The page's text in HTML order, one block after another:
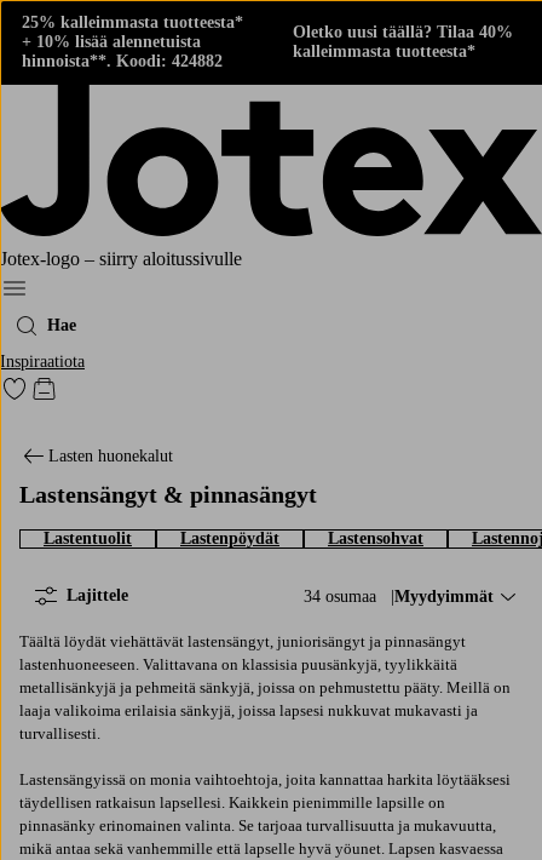
25% kalleimmasta tuotteesta*
+ 10% lisää alennetuista
hinnoista**. Koodi: 424882
Oletko uusi täällä? Tilaa 40%
kalleimmasta tuotteesta*
Jotex-logo – siirry aloitussivulle
Menu
Hae
Inspiraatiota
Siirry merkittyihin suosikkituotteisiin
Siirry ostoskoriin
Lasten huonekalut
Lastensängyt & pinnasängyt
Lastentuolit Lastenpöydät Lastensohvat
34 osumaa Lajittele:
Myydyimmät
Lajittele
Täältä löydät viehättävät lastensängyt, juniorisängyt ja pinnasängyt
lastenhuoneeseen. Valittavana on klassisia puusänkyjä, tyylikkäitä
metallisänkyjä ja pehmeitä sänkyjä, joissa on pehmustettu pääty. Meillä on
laaja valikoima erilaisia sänkyjä, joissa lapsesi nukkuvat mukavasti ja
turvallisesti.
Lastensängyissä on monia vaihtoehtoja, joita kannattaa harkita löytääksesi
täydellisen ratkaisun lapsellesi. Kaikkein pienimmille lapsille on
pinnasänky erinomainen valinta. Se tarjoaa turvallisuutta ja mukavuutta,
mikä antaa sekä vanhemmille että lapselle hyvä yöunet. Lapsen kasvaessa